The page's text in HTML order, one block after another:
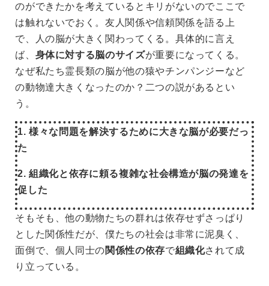
のができたかを考えているとキリがないのでここで
は触れないでおく。友人関係や信頼関係を語る上
で、人の脳が大きく関わってくる。具体的に言え
ば、 身体に対する脳のサイズが重要になってくる。
なぜ私たち霊長類の脳が他の猿やチンパンジーなど
の動物達大きくなったのか？二つの説があるとい
う。
1. 様々な問題を解決するために大きな脳が必要だっ
た
2. 組織化と依存に頼る複雑な社会構造が脳の発達を
促した
そもそも、他の動物たちの群れは依存せずさっぱり
とした関係性だが、僕たちの社会は非常に泥臭く、
面倒で、個人同士の関係性の依存で組織化されて成
り立っている。